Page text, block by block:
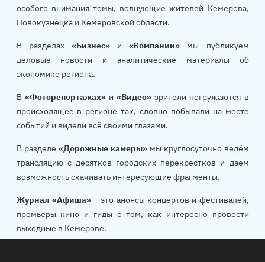
особого внимания темы, волнующие жителей Кемерова,
Новокузнецка и Кемеровской области.
В разделах «Бизнес»и«Компании» мы публикуем
деловые новости и аналитические материалы об
экономике региона.
В «Фоторепортажах»и«Видео» зрители погружаются в
происходящее в регионе так, словно побывали на месте
событий и видели всё своими глазами.
В разделе «Дорожные камеры»мы круглосуточно ведём
трансляцию с десятков городских перекрёстков и даём
возможность скачивать интересующие фрагменты.
Журнал «Афиша»– это анонсы концертов и фестивалей,
премьеры кино и гиды о том, как интересно провести
выходные в Кемерове.